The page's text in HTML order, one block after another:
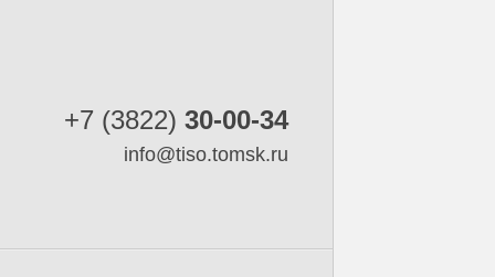
+7 (3822) 30-00-34
info@tiso.tomsk.ru